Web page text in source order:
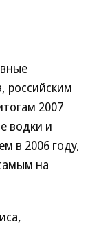
российским
2007
водки и
в 2006 году,
на